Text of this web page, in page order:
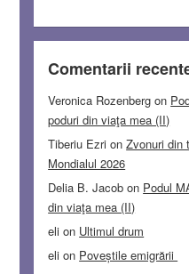
Comentarii
Veronica Rozenberg on
poduri din viaţa mea (II)
Tiberiu Ezri onZvonuri din
Mondialul 2026
Delia B. Jacob on Podul
din viaţa mea (II)
eli on Ultimul drum
eli on Poveștile emigrării